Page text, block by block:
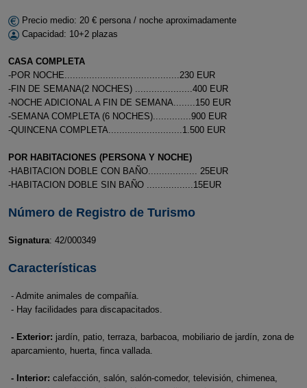
Precio medio: 20 € persona / noche aproximadamente
Capacidad: 10+2 plazas
CASA COMPLETA
-POR NOCHE..........................................230 EUR
-FIN DE SEMANA(2 NOCHES) .....................400 EUR
-NOCHE ADICIONAL A FIN DE SEMANA........150 EUR
-SEMANA COMPLETA (6 NOCHES)..............900 EUR
-QUINCENA COMPLETA...........................1.500 EUR
POR HABITACIONES (PERSONA Y NOCHE)
-HABITACION DOBLE CON BAÑO.................. 25EUR
-HABITACION DOBLE SIN BAÑO .................15EUR
Número de Registro de Turismo
Signatura: 42/000349
Características
- Admite animales de compañía.
- Hay facilidades para discapacitados.
- Exterior: jardín, patio, terraza, barbacoa, mobiliario de jardín, zona de
aparcamiento, huerta, finca vallada.
- Interior: calefacción, salón, salón-comedor, televisión, chimenea,